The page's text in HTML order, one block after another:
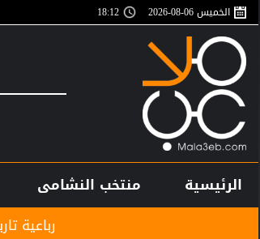
الخميس 06-08-2026 18:12
الرئيسية منتخب النشامى
رباعية تاريخية.. الوحدة